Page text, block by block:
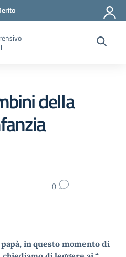
della
0
in questo momento di